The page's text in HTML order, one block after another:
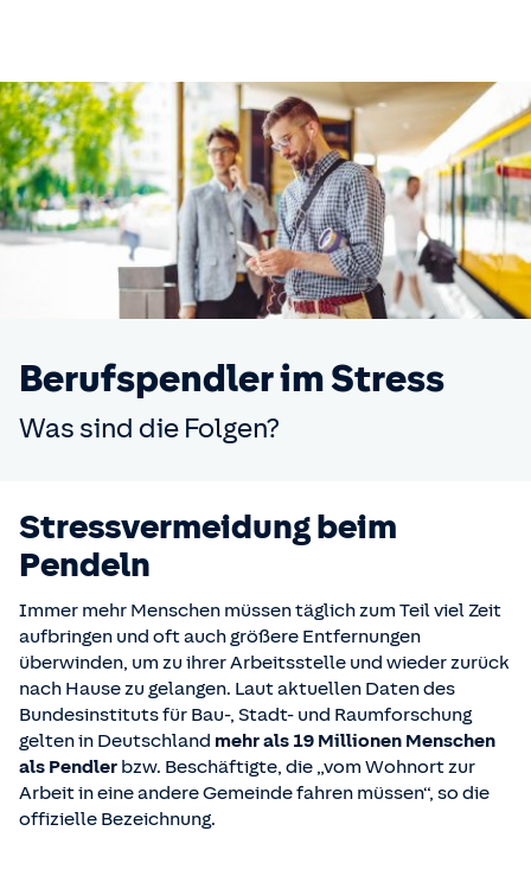
Berufspendler im Stress
Was sind die Folgen?
Stressvermeidung beim
Pendeln
Immer mehr Menschen müssen täglich zum Teil viel Zeit
aufbringen und oft auch größere Entfernungen
überwinden, um zu ihrer Arbeitsstelle und wieder zurück
nach Hause zu gelangen. Laut aktuellen Daten des
Bundesinstituts für Bau-, Stadt- und Raumforschung
gelten in Deutschland mehr als 19 Millionen Menschen
als Pendler bzw. Beschäftigte, die „vom Wohnort zur
Arbeit in eine andere Gemeinde fahren müssen“, so die
offizielle Bezeichnung.